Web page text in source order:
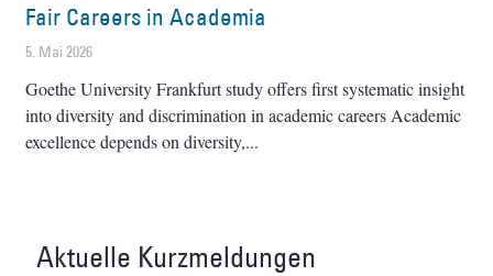
Fair Careers in Academia
5. Mai 2026
Goethe University Frankfurt study offers first systematic insight
into diversity and discrimination in academic careers Academic
excellence depends on diversity,
Aktuelle Kurzmeldungen